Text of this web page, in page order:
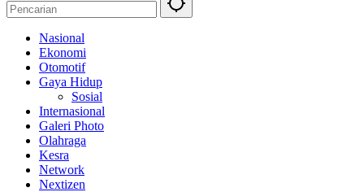
Nasional
Ekonomi
Otomotif
Gaya Hidup
Sosial
Internasional
Galeri Photo
Olahraga
Kesra
Network
Nextizen